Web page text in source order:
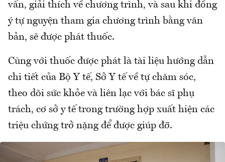
vấn, giải thích về chương trình, và sau khi đồng
ý tự nguyện tham gia chương trình bằng văn
bản, sẽ được phát thuốc.
Cùng với thuốc được phát là tài liệu hướng dẫn
chi tiết của Bộ Y tế, Sở Y tế về tự chăm sóc,
theo dõi sức khỏe và liên lạc với bác sĩ phụ
trách, cơ sở y tế trong trường hợp xuất hiện các
triệu chứng trở nặng để được giúp đỡ.